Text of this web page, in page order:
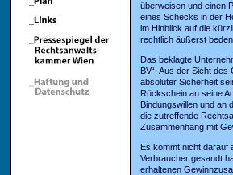
überweisen und einen
eines Schecks in der
im Hinblick auf die
rechtlich äußerst
Das beklagte
BV“. Aus der Sicht
absoluter Sicherheit
Rückschein an seine
Bindungswillen und an
die zutreffende
Zusammenhang mit
Es kommt nicht darauf
Verbraucher gesandt
erhaltenen